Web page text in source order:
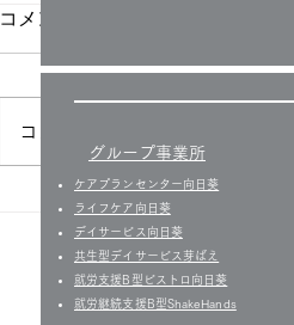
『超かぐや姫！』グッズに、
利用者さん担当の第二原画カ
ットが採用されました！
コメント
コメントを追加…
グループ事業所
ケアプランセンター向日葵
ライフケア向日葵
デイサービス向日葵
共生型デイサービス芽ばえ
就労支援B型ビストロ向日葵
就労継続支援B型ShakeHands